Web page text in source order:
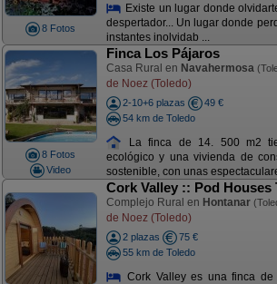
8 Fotos
Existe un lugar donde
despertador... Un lugar donde
instantes inolvidab ...
8 Fotos
Video
Finca Los Pájaros
Casa Rural en Navahermosa
de Noez (Toledo)
2-10+6 plazas
49 €
54 km de Toledo
La finca de 14. 500 m2
ecológico y una vivienda de
sostenible, con unas
Cork Valley :: Pod Houses
Complejo Rural en Hontanar
de Noez (Toledo)
2 plazas
75 €
55 km de Toledo
Cork Valley es una finca